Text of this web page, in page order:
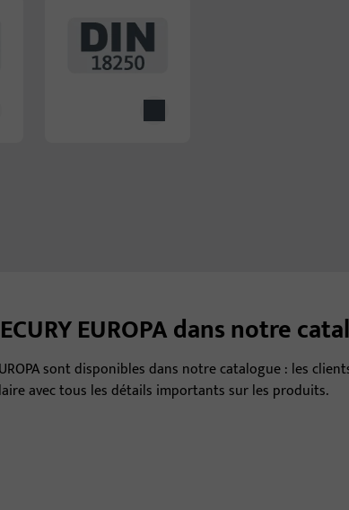
EUROPA dans notre
sont disponibles dans notre catalogue : les
avec tous les détails importants sur les produits.